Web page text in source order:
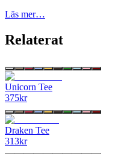
Läs mer…
Relaterat
Unicorn Tee
375kr
Draken Tee
313kr